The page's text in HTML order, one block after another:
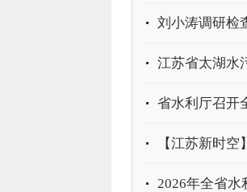
刘小涛调研检
江苏省太湖水
省水利厅召开
【江苏新时
2026年全省水